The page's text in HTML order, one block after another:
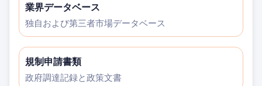
業界データベース
独自および第三者市場データベース
規制申請書類
政府調達記録と政策文書